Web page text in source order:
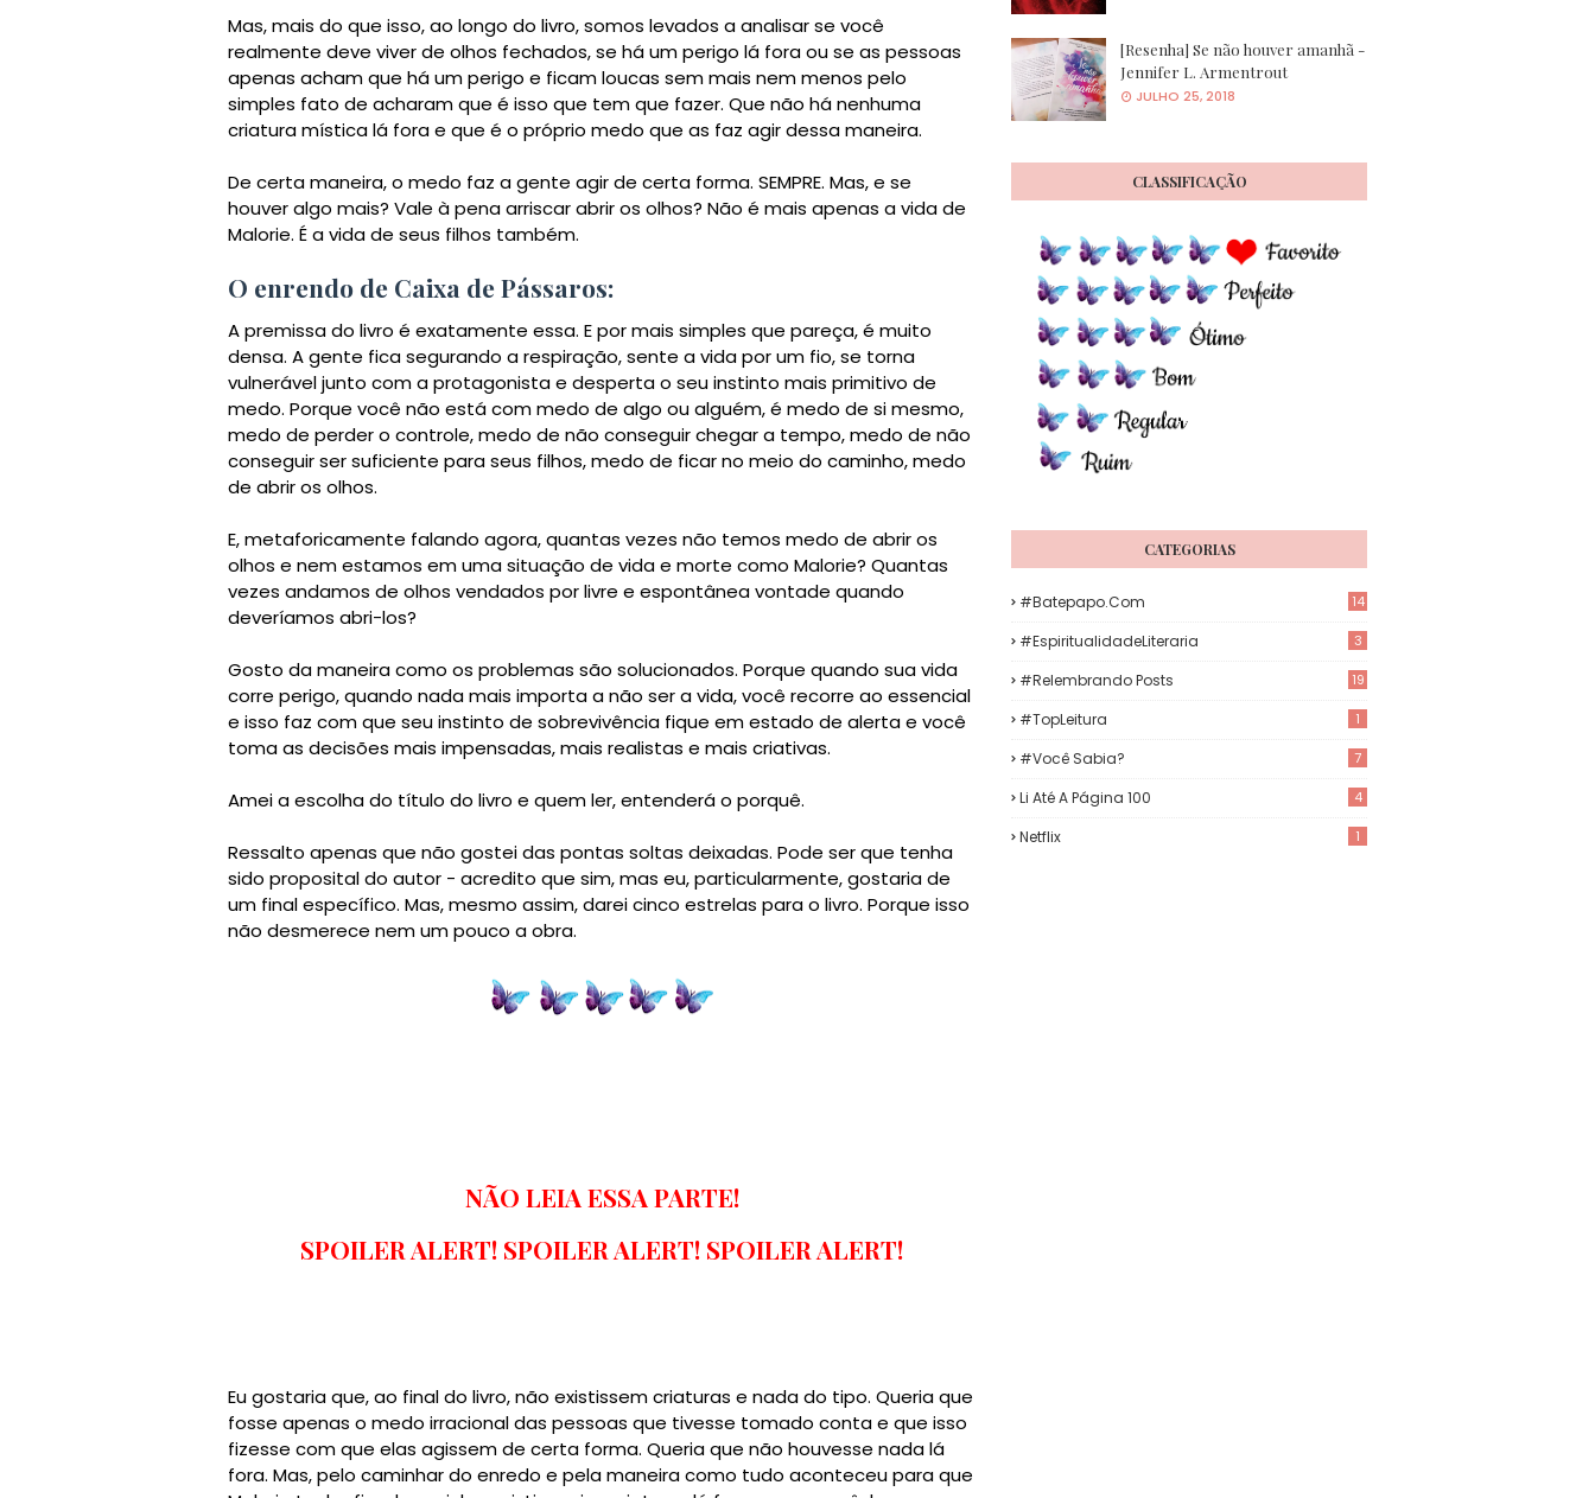
Mas, mais do que isso, ao longo do livro, somos levados a analisar se você
realmente deve viver de olhos fechados, se há um perigo lá fora ou se as pessoas
apenas acham que há um perigo e ficam loucas sem mais nem menos pelo
simples fato de acharam que é isso que tem que fazer. Que não há nenhuma
criatura mística lá fora e que é o próprio medo que as faz agir dessa maneira.
De certa maneira, o medo faz a gente agir de certa forma. SEMPRE. Mas, e se
houver algo mais? Vale à pena arriscar abrir os olhos? Não é mais apenas a vida de
Malorie. É a vida de seus filhos também.
O enrendo de Caixa de Pássaros:
A premissa do livro é exatamente essa. E por mais simples que pareça, é muito
densa. A gente fica segurando a respiração, sente a vida por um fio, se torna
vulnerável junto com a protagonista e desperta o seu instinto mais primitivo de
medo. Porque você não está com medo de algo ou alguém, é medo de si mesmo,
medo de perder o controle, medo de não conseguir chegar a tempo, medo de não
conseguir ser suficiente para seus filhos, medo de ficar no meio do caminho, medo
de abrir os olhos.
E, metaforicamente falando agora, quantas vezes não temos medo de abrir os
olhos e nem estamos em uma situação de vida e morte como Malorie? Quantas
vezes andamos de olhos vendados por livre e espontânea vontade quando
deveríamos abri-los?
Gosto da maneira como os problemas são solucionados. Porque quando sua vida
corre perigo, quando nada mais importa a não ser a vida, você recorre ao essencial
e isso faz com que seu instinto de sobrevivência fique em estado de alerta e você
toma as decisões mais impensadas, mais realistas e mais criativas.
Amei a escolha do título do livro e quem ler, entenderá o porquê.
Ressalto apenas que não gostei das pontas soltas deixadas. Pode ser que tenha
sido proposital do autor - acredito que sim, mas eu, particularmente, gostaria de
um final específico. Mas, mesmo assim, darei cinco estrelas para o livro. Porque isso
não desmerece nem um pouco a obra.
NÃO LEIA ESSA PARTE!
SPOILER ALERT! SPOILER ALERT! SPOILER ALERT!
Eu gostaria que, ao final do livro, não existissem criaturas e nada do tipo. Queria que
fosse apenas o medo irracional das pessoas que tivesse tomado conta e que isso
fizesse com que elas agissem de certa forma. Queria que não houvesse nada lá
fora. Mas, pelo caminhar do enredo e pela maneira como tudo aconteceu para que
[Resenha] Se não houver amanhã -
Jennifer L. Armentrout
JULHO 25, 2018
CLASSIFICAÇÃO
CATEGORIAS
#Batepapo.com 14
#EspiritualidadeLiteraria 3
#Relembrando Posts 19
#TopLeitura 1
#Você Sabia? 7
Li Até A Página 100 4
Netflix 1